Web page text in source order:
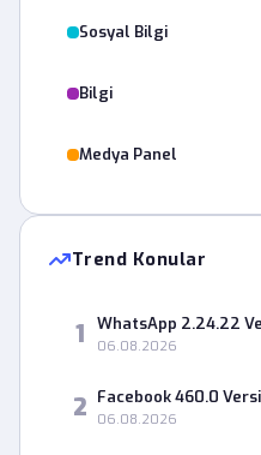
Sosyal Bilgi
Bilgi
Medya Panel
Trend Konular
1 WhatsApp 2.24.22
06.08.2026
2 Facebook 460.0
06.08.2026